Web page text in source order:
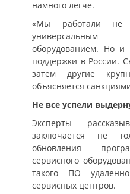
намного легче.
«Мы работали
универсальным
оборудованием. Но и
поддержки в России.
затем другие
объясняется
Не все успели
Эксперты
заключается не
обновления
сервисного
такого ПО
сервисных центров.